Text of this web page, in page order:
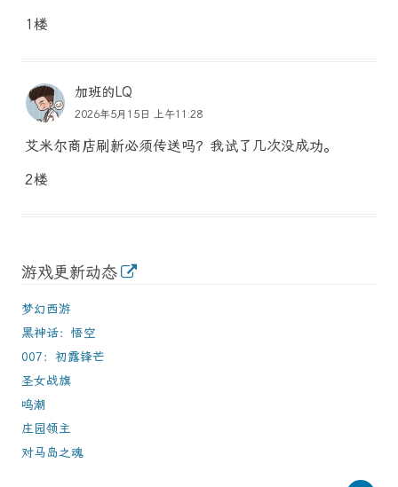
1楼
加班的LQ
2026年5月15日 上午11:28
艾米尔商店刷新必须传送吗？我试了几次没成功。
2楼
游戏更新动态
梦幻西游
黑神话：悟空
007：初露锋芒
圣女战旗
鸣潮
庄园领主
对马岛之魂